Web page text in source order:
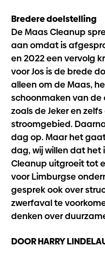
Bredere doelstelling
De Maas Cleanup
aan omdat is
en 2022 een vervolg
voor Jos is de brede
alleen om de Maas,
schoonmaken van de
zoals de Jeker en
stroomgebied.
dag op. Maar het
dag, wij willen dat het
Cleanup uitgroeit tot
voor Limburgse
gesprek ook over
zwerfaval te
denken over
DOOR HARRY